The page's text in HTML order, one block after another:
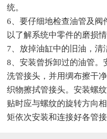
统。
6、要仔细地检查油管及阀
以了解系统中零件的磨损情
7、放掉油缸中的旧油，清
8、安装曾拆卸过的油管。
洗管接头，并用绸布擦干
织物擦拭管接头。安装螺
贴时应与螺纹的旋转方向
矩依次安装和连接好各管接